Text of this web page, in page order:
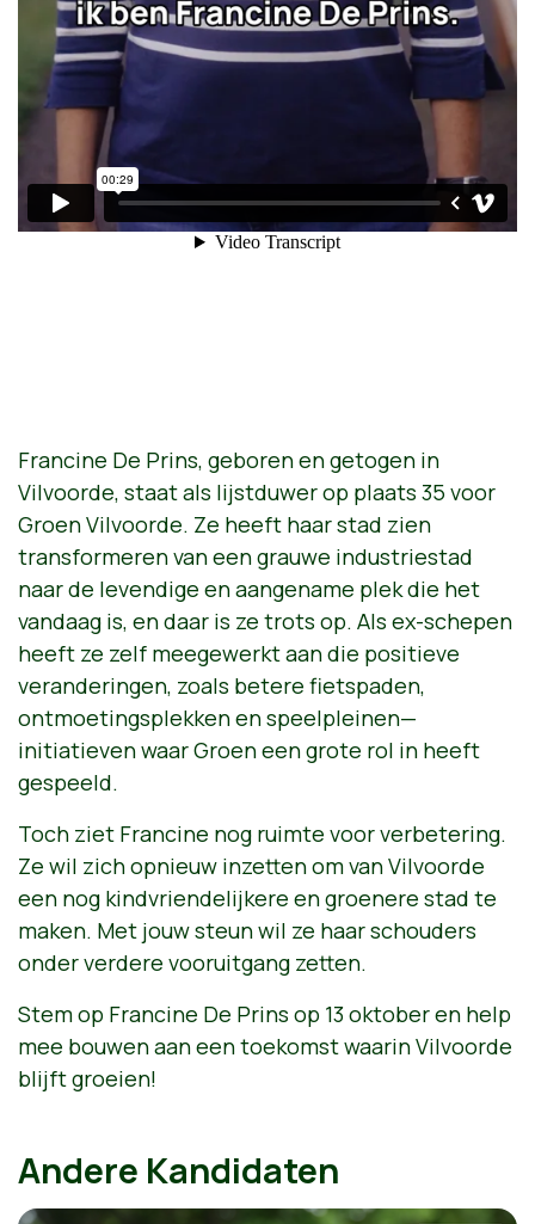
Francine De Prins, geboren en getogen in
Vilvoorde, staat als lijstduwer op plaats 35 voor
Groen Vilvoorde. Ze heeft haar stad zien
transformeren van een grauwe industriestad
naar de levendige en aangename plek die het
vandaag is, en daar is ze trots op. Als ex-schepen
heeft ze zelf meegewerkt aan die positieve
veranderingen, zoals betere fietspaden,
ontmoetingsplekken en speelpleinen—
initiatieven waar Groen een grote rol in heeft
gespeeld.
Toch ziet Francine nog ruimte voor verbetering.
Ze wil zich opnieuw inzetten om van Vilvoorde
een nog kindvriendelijkere en groenere stad te
maken. Met jouw steun wil ze haar schouders
onder verdere vooruitgang zetten.
Stem op Francine De Prins op 13 oktober en help
mee bouwen aan een toekomst waarin Vilvoorde
blijft groeien!
Andere Kandidaten